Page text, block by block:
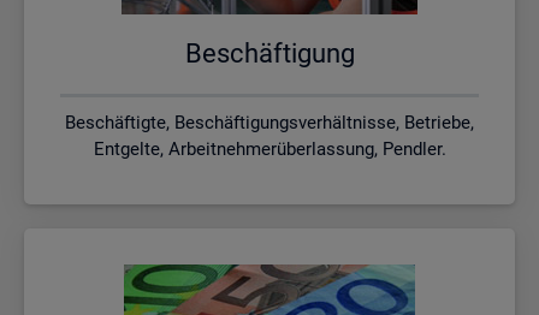
Be­schäf­ti­gung
Beschäftigte, Beschäftigungsverhältnisse, Betriebe,
Entgelte, Arbeitnehmerüberlassung, Pendler.